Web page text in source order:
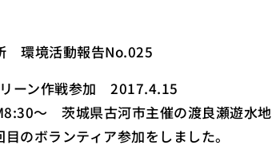
環境活動報告No.025
リーン作戦参加 2017.4.15
～ 茨城県古河市主催の渡良瀬遊水地
のボランティア参加をしました。